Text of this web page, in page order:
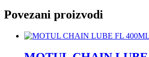
Povezani proizvodi